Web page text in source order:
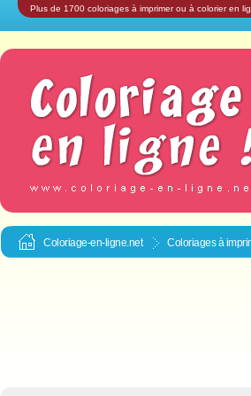
Plus de 1700 coloriages à imprimer ou à colorier en
Coloriage-en-ligne.net Coloriages à